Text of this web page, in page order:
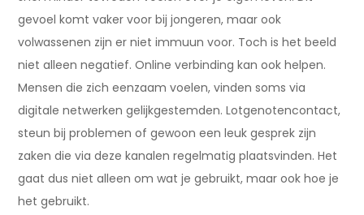
gevoel komt vaker voor bij jongeren, maar ook
volwassenen zijn er niet immuun voor. Toch is het beeld
niet alleen negatief. Online verbinding kan ook helpen.
Mensen die zich eenzaam voelen, vinden soms via
digitale netwerken gelijkgestemden. Lotgenotencontact,
steun bij problemen of gewoon een leuk gesprek zijn
zaken die via deze kanalen regelmatig plaatsvinden. Het
gaat dus niet alleen om wat je gebruikt, maar ook hoe je
het gebruikt.